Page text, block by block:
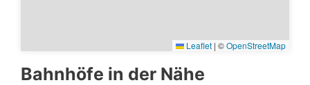
Leaflet | ©OpenStreetMap
Bahnhöfe in der Nähe